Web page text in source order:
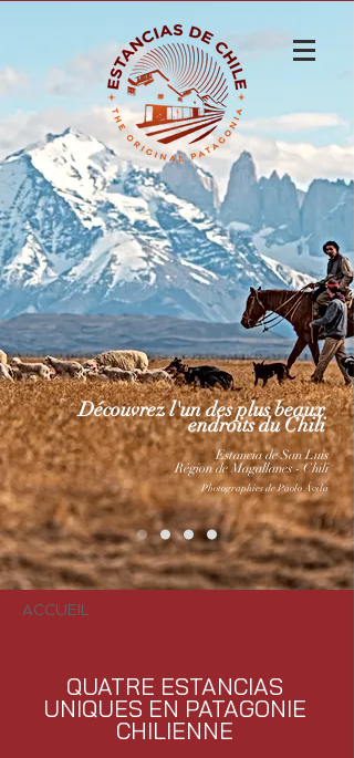
Découvrez l'un des plus beaux
endroits du Chili
Estancia de San Luis
Région de Magallanes - Chili
Photographies de Paolo Ávila
ACCUEIL
QUATRE ESTANCIAS
UNIQUES EN PATAGONIE
CHILIENNE